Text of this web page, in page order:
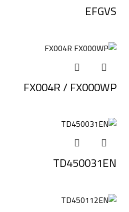
EFGVS
FX004R / FX000WP
TD450031EN